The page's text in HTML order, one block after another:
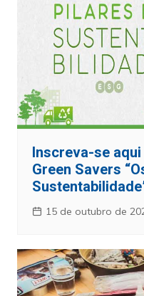
Inscreva-se
Green Savers
15 de outubro de